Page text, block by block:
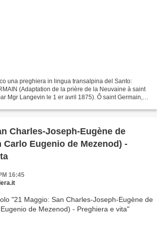
una preghiera in lingua transalpina del Santo:
(Adaptation de la prière de la Neuvaine à saint
Mgr Langevin le 1 er avril 1875). Ô saint Germain,
Charles-Joseph-Eugène de
Carlo Eugenio de Mezenod) -
16:45